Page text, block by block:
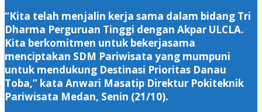
“Kita telah menjalin kerja sama dalam bidang Tri
Dharma Perguruan Tinggi dengan Akpar ULCLA.
Kita berkomitmen untuk bekerjasama
menciptakan SDM Pariwisata yang mumpuni
untuk mendukung Destinasi Prioritas Danau
Toba,” kata Anwari Masatip Direktur Pokiteknik
Pariwisata Medan, Senin (21/10).